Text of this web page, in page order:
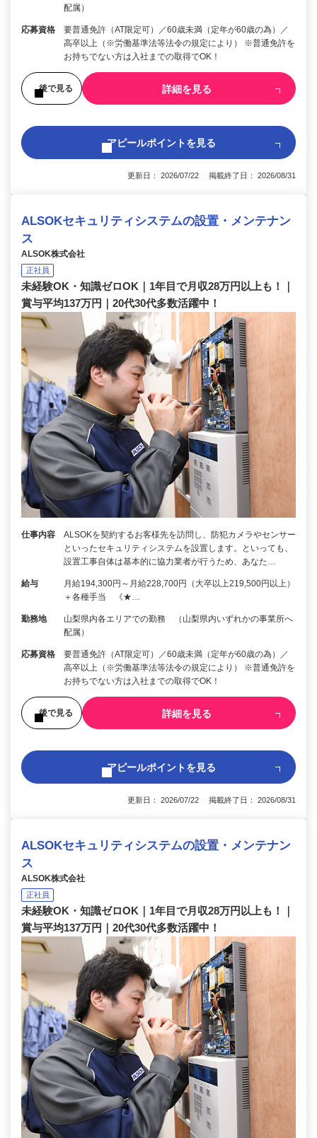
配属）
応募資格
要普通免許（AT限定可）／60歳未満（定年が60歳の為）／
高卒以上（※労働基準法等法令の規定により） ※普通免許を
お持ちでない方は入社までの取得でOK！
後で見る 詳細を見る
アピールポイントを見る
更新日： 2026/07/22 掲載終了日： 2026/08/31
ALSOKセキュリティシステムの設置・メンテナン
ス
ALSOK株式会社
正社員
未経験OK・知識ゼロOK｜1年目で月収28万円以上も！｜
賞与平均137万円｜20代30代多数活躍中！
仕事内容
ALSOKを契約するお客様先を訪問し、防犯カメラやセンサー
といったセキュリティシステムを設置します。といっても、
設置工事自体は基本的に協力業者が行うため、あなた…
給与
月給194,300円～月給228,700円（大卒以上219,500円以上）
＋各種手当 《★…
勤務地
山梨県内各エリアでの勤務 （山梨県内いずれかの事業所へ
配属）
応募資格
要普通免許（AT限定可）／60歳未満（定年が60歳の為）／
高卒以上（※労働基準法等法令の規定により） ※普通免許を
お持ちでない方は入社までの取得でOK！
後で見る 詳細を見る
アピールポイントを見る
更新日： 2026/07/22 掲載終了日： 2026/08/31
ALSOKセキュリティシステムの設置・メンテナン
ス
ALSOK株式会社
正社員
未経験OK・知識ゼロOK｜1年目で月収28万円以上も！｜
賞与平均137万円｜20代30代多数活躍中！